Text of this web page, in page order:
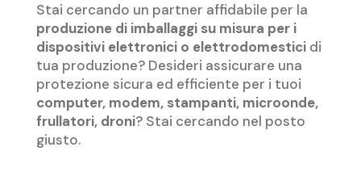
Stai cercando un partner affidabile per la
produzione di imballaggi su misura per i
dispositivi elettronici o elettrodomestici di
tua produzione? Desideri assicurare una
protezione sicura ed efficiente per i tuoi
computer, modem, stampanti, microonde,
frullatori, droni? Stai cercando nel posto
giusto.